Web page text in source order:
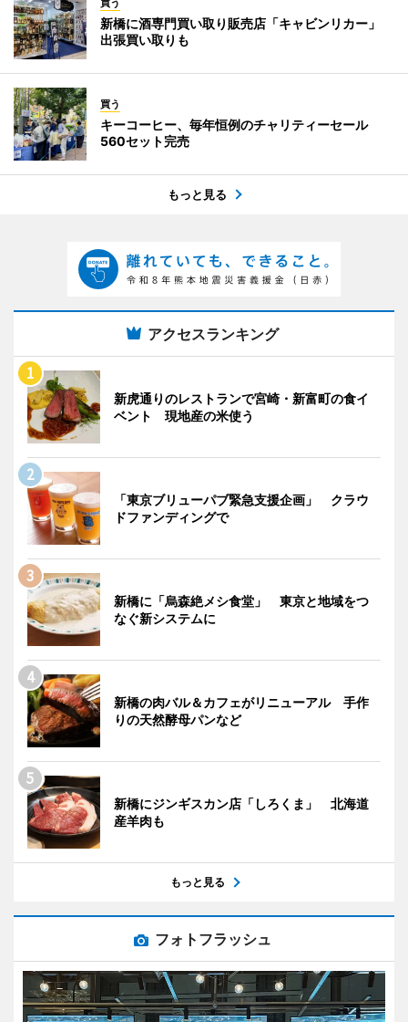
新橋に酒専門買い取り販売店「キャビンリカー」
出張買い取りも
買う
キーコーヒー、毎年恒例のチャリティーセール
560セット完売
もっと見る
アクセスランキング
新虎通りのレストランで宮崎・新富町の食イ
ベント 現地産の米使う
「東京ブリューパブ緊急支援企画」 クラウ
ドファンディングで
新橋に「烏森絶メシ食堂」 東京と地域をつ
なぐ新システムに
新橋の肉バル＆カフェがリニューアル 手作
りの天然酵母パンなど
新橋にジンギスカン店「しろくま」 北海道
産羊肉も
もっと見る
フォトフラッシュ